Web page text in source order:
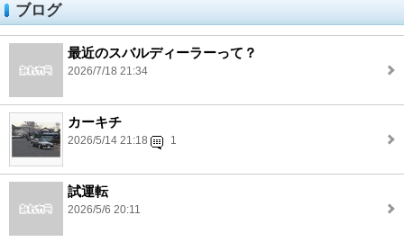
ブログ
最近のスバルディーラーって？
2026/7/18 21:34
カーキチ
2026/5/14 21:18 1
試運転
2026/5/6 20:11